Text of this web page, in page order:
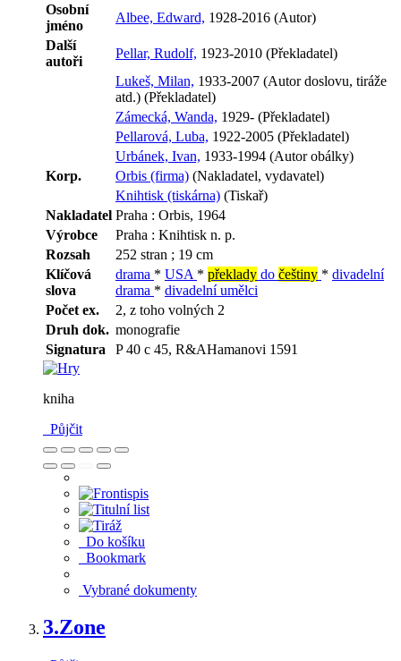
Osobní
jméno
Albee, Edward, 1928-2016 (Autor)
Další
autoři
Pellar, Rudolf, 1923-2010 (Překladatel)
Lukeš, Milan, 1933-2007 (Autor doslovu, tiráže
atd.) (Překladatel)
Zámecká, Wanda, 1929- (Překladatel)
Pellarová, Luba, 1922-2005 (Překladatel)
Urbánek, Ivan, 1933-1994 (Autor obálky)
Korp.
Orbis (firma) (Nakladatel, vydavatel)
Knihtisk (tiskárna) (Tiskař)
Nakladatel Praha : Orbis, 1964
Výrobce
Praha : Knihtisk n. p.
Rozsah
252 stran ; 19 cm
Klíčová
slova
drama * USA * překlady do češtiny * divadelní
drama * divadelní umělci
Počet ex.
2, z toho volných 2
Druh dok. monografie
Signatura
P 40 c 45, R&AHamanovi 1591
kniha
Půjčit
Do košíku
Bookmark
Vybrané dokumenty
3.Zone